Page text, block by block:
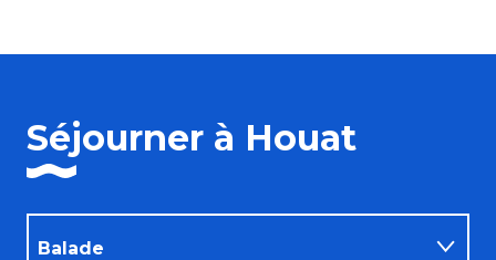
Séjourner à Houat
Balade